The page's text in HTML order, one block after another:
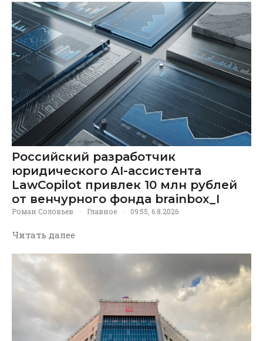
Российский разработчик
юридического AI-ассистента
LawCopilot привлек 10 млн рублей
от венчурного фонда brainbox_I
Роман Соловьев · Главное · 09:55, 6.8.2026
Читать далее